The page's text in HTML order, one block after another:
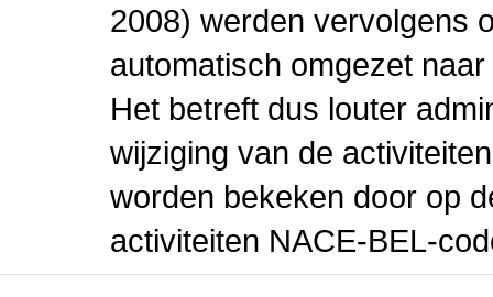
2008) werden vervolgens
automatisch omgezet
Het betreft dus louter
wijziging van de
worden bekeken door op
activiteiten NACE-BEL-